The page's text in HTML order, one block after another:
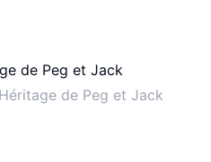
de Peg et Jack